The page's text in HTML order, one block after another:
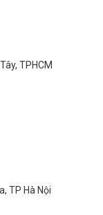
TPHCM
TP Hà Nội